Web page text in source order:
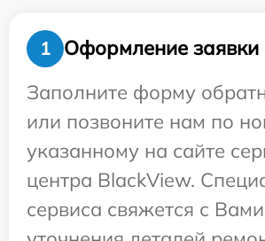
1
Оформление заявки
Заполните форму
или позвоните нам по
указанному на сайте
центра BlackView.
сервиса свяжется с